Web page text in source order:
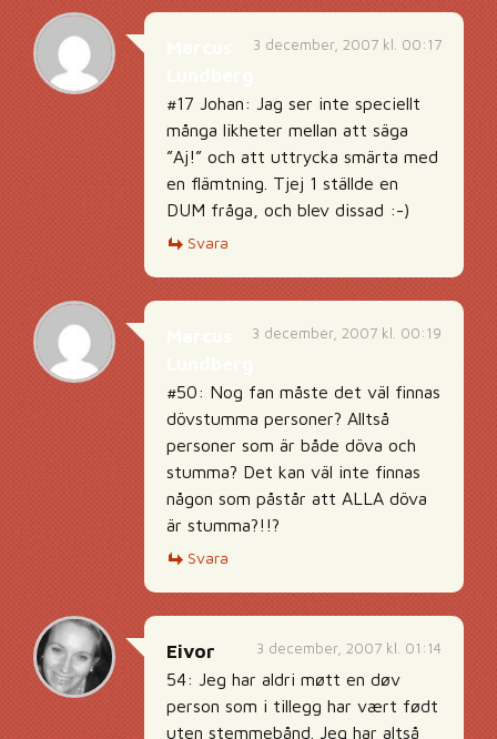
3 december, 2007 kl. 00:17
#17 Johan: Jag ser inte speciellt
många likheter mellan att säga
”Aj!” och att uttrycka smärta med
en flämtning. Tjej 1 ställde en
DUM fråga, och blev dissad :-)
Svara
3 december, 2007 kl. 00:19
#50: Nog fan måste det väl finnas
dövstumma personer? Alltså
personer som är både döva och
stumma? Det kan väl inte finnas
någon som påstår att ALLA döva
är stumma?!!?
Svara
3 december, 2007 kl. 01:14
Eivor
54: Jeg har aldri møtt en døv
person som i tillegg har vært født
uten stemmebånd. Jeg har altså